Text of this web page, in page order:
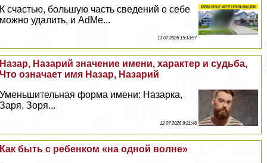
К счастью, большую часть сведений о себе
можно удалить, и AdMe...
13 07 2026 15:13:57
Назар, Назарий значение имени, хаpaктер и судьба,
Что означает имя Назар, Назарий
Уменьшительная форма имени: Назарка,
Заря, Зоря...
12 07 2026 9:21:46
Как быть с ребенком «на одной волне»